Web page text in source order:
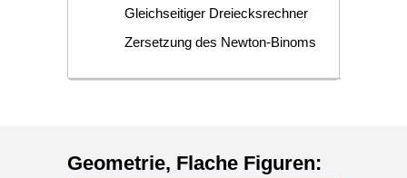
Gleichseitiger Dreiecksrechner
Zersetzung des Newton-Binoms
Geometrie, Flache Figuren: